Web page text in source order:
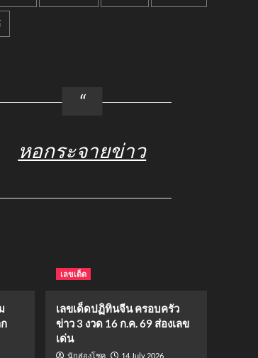
หอกระจายข่าว
เลขเด็ด
เลขเด็ดปฏิทินจีน ครอบครัว
ข่าว 3 งวด 16 ก.ค. 69 ส่องเลข
เด่น
นักส่องโชค 14 July 2026